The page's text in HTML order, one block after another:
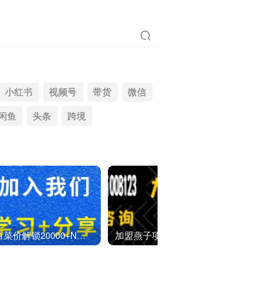
小红书 视频号 带货
微信
鱼 头条 跨境
白菜价解锁20000+N个赚钱机会，加入燕子项目网会员，全站资源免费学习。